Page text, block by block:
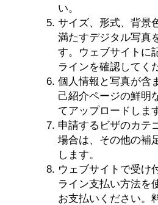
い。
サイズ、形式、背景
満たすデジタル写真
す。ウェブサイトに
ラインを確認してく
個人情報と写真が含
己紹介ページの鮮明
てアップロードしま
申請するビザのカテ
場合は、その他の補
します。
ウェブサイトで受け
ライン支払い方法を
お支払いください。